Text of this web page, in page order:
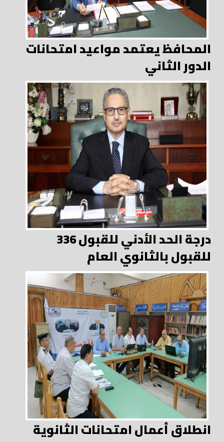
المحافظ يعتمد مواعيد امتحانات
الدور الثاني
336 درجة الحد الأدني للقبول
للقبول بالثانوي العام
انطلاق أعمال امتحانات الثانوية